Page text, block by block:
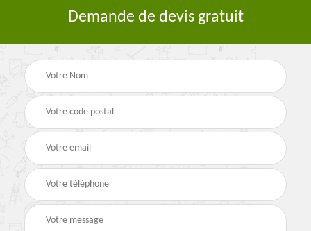
Demande de devis gratuit